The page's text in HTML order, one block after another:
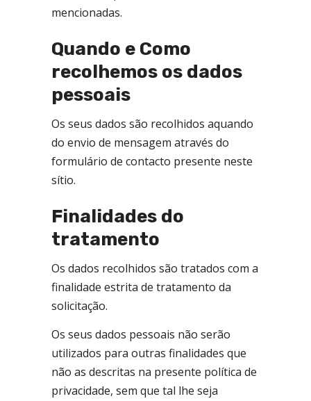
mencionadas.
Quando e Como
recolhemos os dados
pessoais
Os seus dados são recolhidos aquando
do envio de mensagem através do
formulário de contacto presente neste
sítio.
Finalidades do
tratamento
Os dados recolhidos são tratados com a
finalidade estrita de tratamento da
solicitação.
Os seus dados pessoais não serão
utilizados para outras finalidades que
não as descritas na presente política de
privacidade, sem que tal lhe seja